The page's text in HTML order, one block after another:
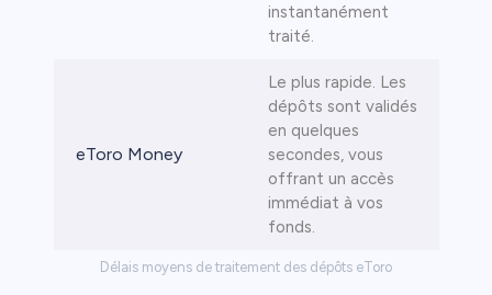
Délais moyens de traitement des dépôts eToro
instantanément
traité.
eToro Money
Le plus rapide. Les
dépôts sont validés
en quelques
secondes, vous
offrant un accès
immédiat à vos
fonds.